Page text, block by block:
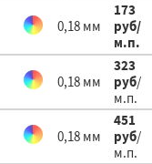
0,18 мм
173
руб/
м.п.
0,18 мм
323
руб/
м.п.
0,18 мм
451
руб/
м.п.